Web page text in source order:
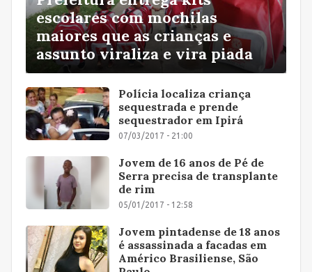
escolares com mochilas
maiores que as crianças e
assunto viraliza e vira piada
Polícia localiza criança
sequestrada e prende
sequestrador em Ipirá
07/03/2017 - 21:00
Jovem de 16 anos de Pé de
Serra precisa de transplante
de rim
05/01/2017 - 12:58
Jovem pintadense de 18 anos
é assassinada a facadas em
Américo Brasiliense, São